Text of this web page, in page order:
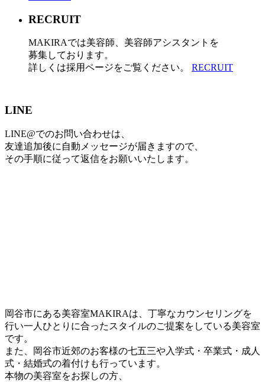
RECRUIT
MAKIRAでは美容師、美容師アシスタントを
募集しております。
詳しくは採用ページをご覧ください。 RECRUIT
LINE
LINE@でのお問い合わせは、
友達追加後に自動メッセージが届きますので、
その手順に従って返信をお願いいたします。
岡谷市にある美容室MAKIRAは、丁寧なカウンセリングを
行い一人ひとりに合ったスタイルのご提案をしている美容室
です。
また、岡谷市近郊のお客様の七五三や入学式・卒業式・成人
式・結婚式の着付けも行っています。
本物の美容室をお探しの方、